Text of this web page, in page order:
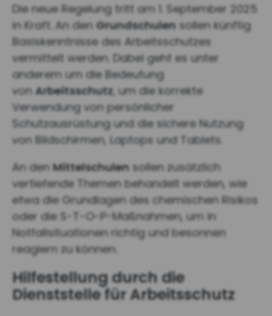
Die neue Regelung tritt am 1. September 2025
in Kraft. An den Grundschulen sollen künftig
Basiskenntnisse des Arbeitsschutzes
vermittelt werden. Dabei geht es unter
anderem um die Bedeutung
von Arbeitsschutz, um die korrekte
Verwendung von persönlicher
Schutzausrüstung und die sichere Nutzung
von Bildschirmen, Laptops und Tablets.
An denMittelschulen sollen zusätzlich
vertiefende Themen behandelt werden, wie
etwa die Grundlagen des chemischen Risikos
oder die S-T-O-P-Maßnahmen, um in
Notfallsituationen richtig und besonnen
reagiern zu können.
Hilfestellung durch die
Dienststelle für Arbeitsschutz